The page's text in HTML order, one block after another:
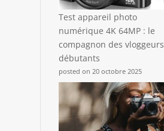
Test appareil photo
numérique 4K 64MP : le
compagnon des vloggeurs
débutants
posted on 20 octobre 2025